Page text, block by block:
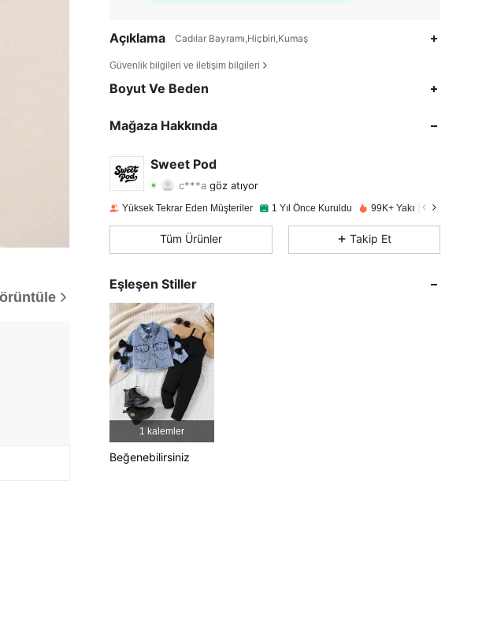
Açıklama Cadılar Bayramı,Hiçbiri,Kumaş
Güvenlik bilgileri ve iletişim bilgileri
Boyut Ve Beden
Mağaza Hakkında
Sweet Pod
4,92 Derecelendirme
4,92 162 23K
4,92
4,92
4,92
4,92
Yüksek Tekrar Eden Müşteriler 1 Yıl Önce Kuruldu 99K+ Yakın zamanda satıldı
Tüm Ürünler Takip Et
Eşleşen Stiller
1 kalemler
Beğenebilirsiniz